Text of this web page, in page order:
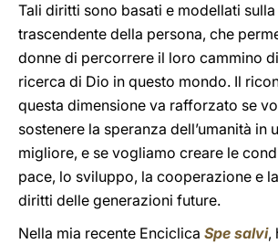
Tali diritti sono basati e modellati sulla
trascendente della persona, che
donne di percorrere il loro cammino
ricerca di Dio in questo mondo. Il
questa dimensione va rafforzato se
sostenere la speranza dell’umanità in
migliore, e se vogliamo creare le
pace, lo sviluppo, la cooperazione e
diritti delle generazioni future.
Nella mia recente Enciclica Spe salvi,